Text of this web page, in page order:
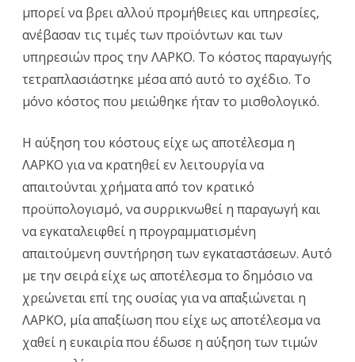
μπορεί να βρει αλλού προμήθειες και υπηρεσίες,
ανέβασαν τις τιμές των προϊόντων και των
υπηρεσιών προς την ΛΑΡΚΟ. Το κόστος παραγωγής
τετραπλασιάστηκε μέσα από αυτό το σχέδιο. Το
μόνο κόστος που μειώθηκε ήταν το μισθολογικό.
Η αύξηση του κόστους είχε ως αποτέλεσμα η
ΛΑΡΚΟ για να κρατηθεί εν λειτουργία να
απαιτούνται χρήματα από τον κρατικό
προϋπολογισμό, να συρρικνωθεί η παραγωγή και
να εγκαταλειφθεί η προγραμματισμένη
απαιτούμενη συντήρηση των εγκαταστάσεων. Αυτό
με την σειρά είχε ως αποτέλεσμα το δημόσιο να
χρεώνεται επί της ουσίας για να απαξιώνεται η
ΛΑΡΚΟ, μία απαξίωση που είχε ως αποτέλεσμα να
χαθεί η ευκαιρία που έδωσε η αύξηση των τιμών